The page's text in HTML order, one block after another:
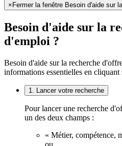
× Fermer la fenêtre Besoin d'aide sur
Besoin d'aide sur la
d'emploi ?
Besoin d'aide sur la recherche
informations essentielles en
1. Lancer votre recherche
Pour lancer une recherche
un des deux champs :
« Métier, compétence,
ou